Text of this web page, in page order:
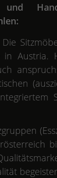
Die
in Austria.